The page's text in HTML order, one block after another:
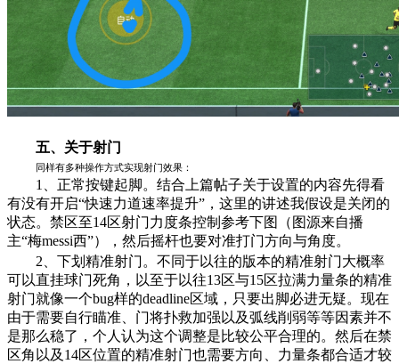
五、关于射门
同样有多种操作方式实现射门效果：
1、正常按键起脚。结合上篇帖子关于设置的内容先得看
有没有开启“快速力道速率提升”，这里的讲述我假设是关闭的
状态。禁区至14区射门力度条控制参考下图（图源来自播
主“梅messi西”），然后摇杆也要对准打门方向与角度。
2、下划精准射门。不同于以往的版本的精准射门大概率
可以直挂球门死角，以至于以往13区与15区拉满力量条的精准
射门就像一个bug样的deadline区域，只要出脚必进无疑。现在
由于需要自行瞄准、门将扑救加强以及弧线削弱等等因素并不
是那么稳了，个人认为这个调整是比较公平合理的。然后在禁
区角以及14区位置的精准射门也需要方向、力量条都合适才较